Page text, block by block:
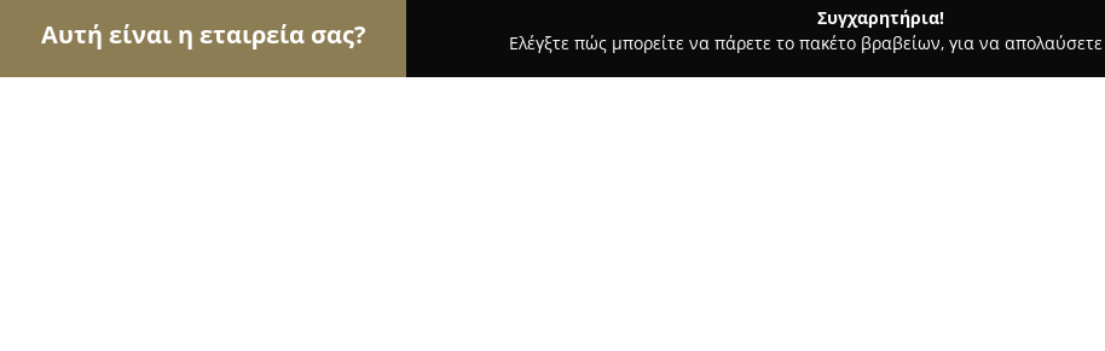
Αυτή είναι η εταιρεία σας?
Συγχαρητήρια!
Ελέγξτε πώς μπορείτε να πάρετε το πακέτο βραβείων, για να